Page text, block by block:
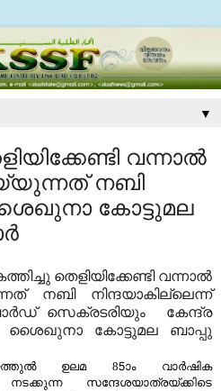
▼
വന്നാല്‍
നബി
കോട്ടുമല
തെളിയിക്കേണ്ടി വന്നാല്‍
നബി നിന്ദയാകില്ലെന്ന്
സെക്രടരിയും കേന്ദ്ര
കോട്ടുമല ബാപ്പു
ഉലമ 85ാം വാര്‍ഷിക
സന്ദേശയാത്രയ്ക്കിടെ